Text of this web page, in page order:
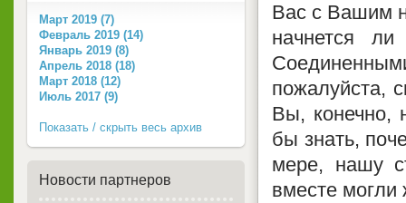
Вас с Вашим
начнется
пожалуйста,
Вы, конечно,
бы знать,
мере, нашу
вместе
Март 2019 (7)
Февраль 2019 (14)
Январь 2019 (8)
Апрель 2018 (18)
Март 2018 (12)
Июль 2017 (9)
Показать / скрыть весь архив
Новости партнеров